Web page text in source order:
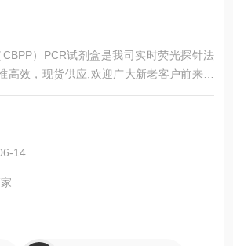
）PCR试剂盒是我司实时荧光探针法
高效，现货供应,欢迎广大新老客户前来咨
14